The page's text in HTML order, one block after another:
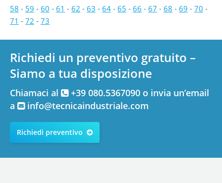
58 - 59 - 60 - 61 - 62 - 63 - 64 - 65 - 66 - 67 - 68 - 69 - 70 -
71 - 72 - 73
Richiedi un preventivo gratuito –
Siamo a tua disposizione
Chiamaci al
+39 080.5367090 o invia un’email
a
info@tecnicaindustriale.com
Richiedi preventivo